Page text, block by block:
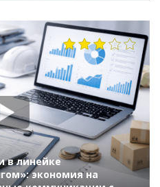
в линейке
экономия на